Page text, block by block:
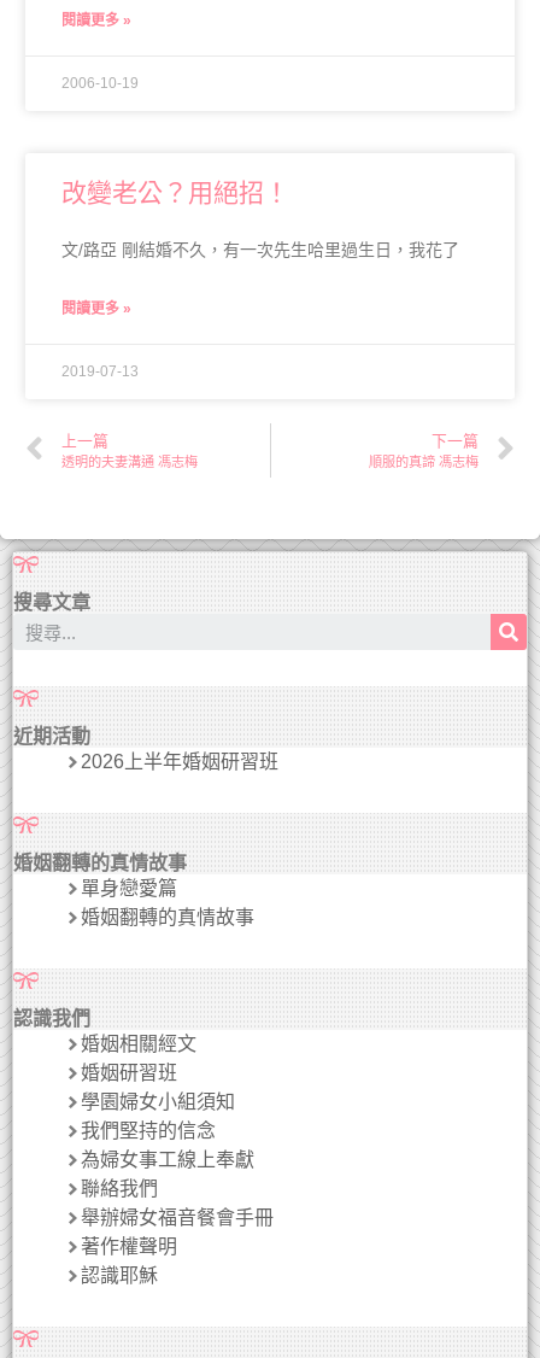
閱讀更多 »
2006-10-19
改變老公？用絕招！
文/路亞 剛結婚不久，有一次先生哈里過生日，我花了
閱讀更多 »
2019-07-13
上一篇
透明的夫妻溝通 馮志梅
下一篇
順服的真諦 馮志梅
搜尋文章
近期活動
2026上半年婚姻研習班
婚姻翻轉的真情故事
單身戀愛篇
婚姻翻轉的真情故事
認識我們
婚姻相關經文
婚姻研習班
學園婦女小組須知
我們堅持的信念
為婦女事工線上奉獻
聯絡我們
舉辦婦女福音餐會手冊
著作權聲明
認識耶穌